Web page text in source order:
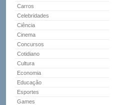
Carros
Celebridades
Ciência
Cinema
Concursos
Cotidiano
Cultura
Economia
Educação
Esportes
Games